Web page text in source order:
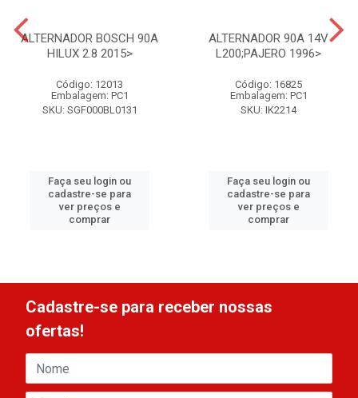
ALTERNADOR BOSCH 90A
HILUX 2.8 2015>
Código: 12013
Embalagem: PC1
SKU: SGF000BL0131
Faça seu login ou
cadastre-se para
ver preços e
comprar
ALTERNADOR 90A 14V
L200;PAJERO 1996>
Código: 16825
Embalagem: PC1
SKU: IK2214
Faça seu login ou
cadastre-se para
ver preços e
comprar
Cadastre-se para receber nossas
ofertas!